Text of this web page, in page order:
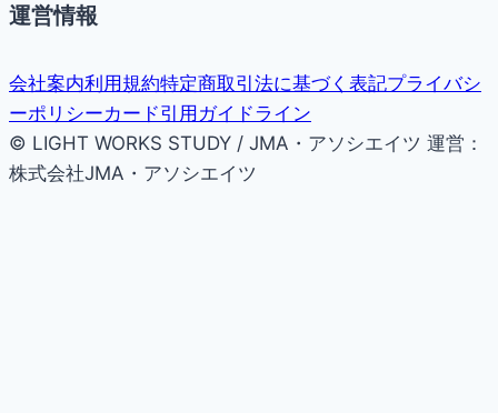
運営情報
会社案内利用規約特定商取引法に基づく表記プライバシ
ーポリシーカード引用ガイドライン
© LIGHT WORKS STUDY / JMA・アソシエイツ 運営：
株式会社JMA・アソシエイツ